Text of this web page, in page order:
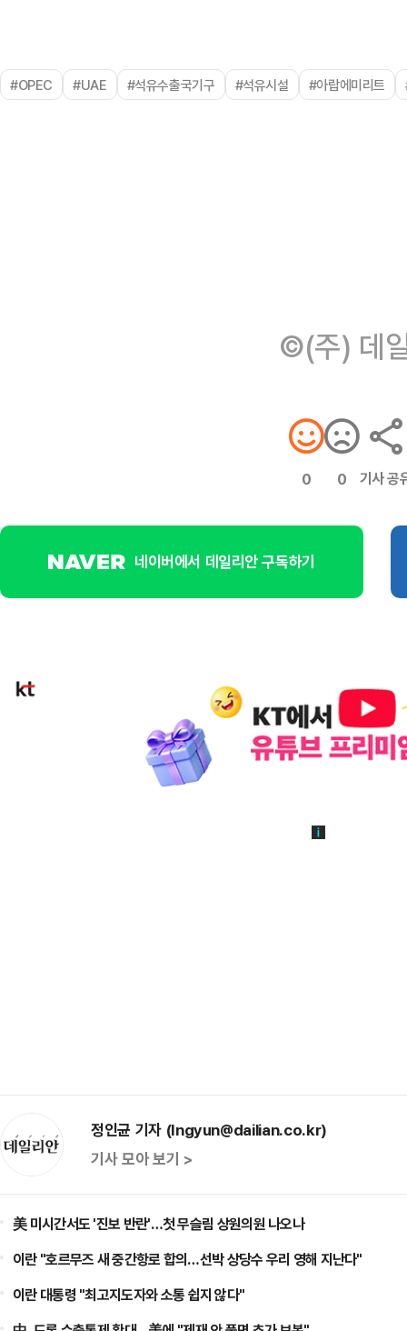
#OPEC #UAE #석유수출국기구 #석유시설 #아랍에미리트
©(주) 데
0 0 기사 공
네이버에서 데일리안 구독하기
정인균 기자 (Ingyun@dailian.co.kr)
기사 모아 보기 >
美 미시간서도 '진보 반란'…첫 무슬림 상원의원 나오나
이란 "호르무즈 새 중간항로 합의…선박 상당수 우리 영해 지난다"
이란 대통령 "최고지도자와 소통 쉽지 않다"